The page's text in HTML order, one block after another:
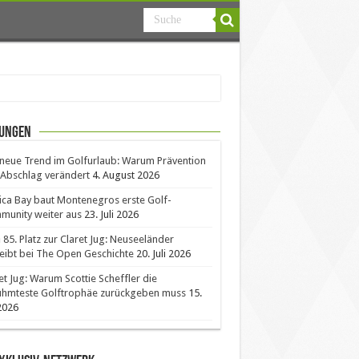
Trend im Golfurlaub: Warum Prävention
verändert 4. August 2026
Bay baut Montenegros erste Golf-
weiter aus 23. Juli 2026
85. Platz zur Claret Jug: Neuseeländer
bei The Open Geschichte 20. Juli 2026
Jug: Warum Scottie Scheffler die
Golftrophäe zurückgeben muss 15.